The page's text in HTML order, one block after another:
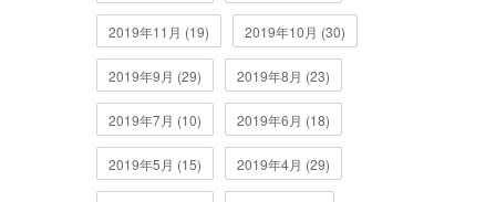
2019年11月 (19) 2019年10月 (30)
2019年9月 (29) 2019年8月 (23)
2019年7月 (10) 2019年6月 (18)
2019年5月 (15) 2019年4月 (29)